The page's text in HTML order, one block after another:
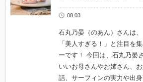
08.03
石丸乃晏（のあん）さんは、
「美人すぎる！」と注目を
ーです！ 今回は、石丸乃晏
いいお母さんやお姉さん、
話、サーフィンの実力や出